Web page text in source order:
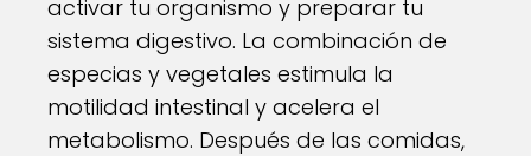
activar tu organismo y preparar tu
sistema digestivo. La combinación de
especias y vegetales estimula la
motilidad intestinal y acelera el
metabolismo. Después de las comidas,